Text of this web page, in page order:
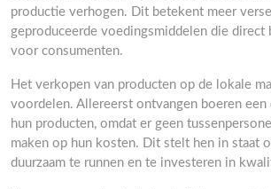
productie verhogen. Dit betekent meer
geproduceerde voedingsmiddelen die direct
voor consumenten.
Het verkopen van producten op de lokale
voordelen. Allereerst ontvangen boeren
hun producten, omdat er geen
maken op hun kosten. Dit stelt hen in staat
duurzaam te runnen en te investeren in